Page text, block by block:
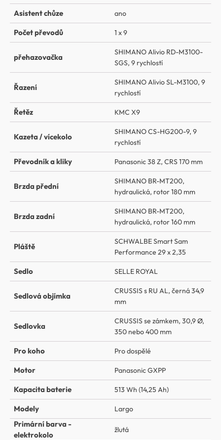
Asistent chůze ano
Počet převodů 1 x 9
přehazovačka
SHIMANO Alivio RD-M3100-
SGS, 9 rychlostí
Řazení
SHIMANO Alivio SL-M3100, 9
rychlostí
Řetěz KMC X9
Kazeta / vícekolo
SHIMANO CS-HG200-9, 9
rychlostí
Převodník a kliky Panasonic 38 Z, CRS 170 mm
Brzda přední
SHIMANO BR-MT200,
hydraulická, rotor 180 mm
Brzda zadní
SHIMANO BR-MT200,
hydraulická, rotor 160 mm
Pláště
SCHWALBE Smart Sam
Performance 29 x 2,35
Sedlo SELLE ROYAL
Sedlová objímka
CRUSSIS s RU AL, černá 34,9
mm
Sedlovka
CRUSSIS se zámkem, 30,9 Ø,
350 nebo 400 mm
Pro koho Pro dospělé
Motor Panasonic GXPP
Kapacita baterie 513 Wh (14,25 Ah)
Modely Largo
Primární barva -
elektrokolo
žlutá